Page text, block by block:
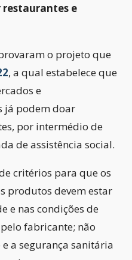
restaurantes e
o projeto que
, a qual estabelece que
e
já podem doar
por intermédio de
de assistência social.
critérios para que os
produtos devem estar
e nas condições de
fabricante; não
a segurança sanitária